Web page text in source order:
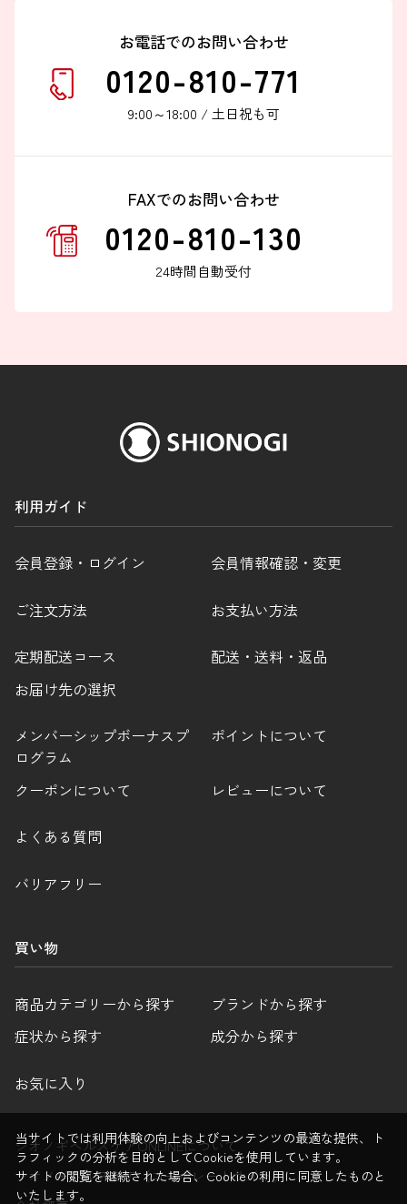
お電話でのお問い合わせ
0120-810-771
9:00～18:00 / 土日祝も可
FAXでのお問い合わせ
0120-810-130
24時間自動受付
利用ガイド
会員登録・ログイン 会員情報確認・変更
ご注文方法 お支払い方法
定期配送コース
配送・送料・返品
お届け先の選択
メンバーシップボーナスプ
ログラム
ポイントについて
クーポンについて レビューについて
よくある質問
バリアフリー
買い物
商品カテゴリーから探す
ブランドから探す
症状から探す
成分から探す
お気に入り
シオノギヘルスケアONLINEについて
シオノギヘルスケア（コーポレートサイト）
当サイトでは利用体験の向上およびコンテンツの最適な提供、ト
ラフィックの分析を目的としてCookieを使用しています。
サイトの閲覧を継続された場合、Cookieの利用に同意したものと
いたします。